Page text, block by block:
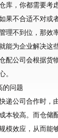
库，你都需要考
果不合适不对或
理不到位，那效
能为企业解决这
配公司会根据货
。
的问题
递公司合作时，
本较高。而仓储
模效应，从而能